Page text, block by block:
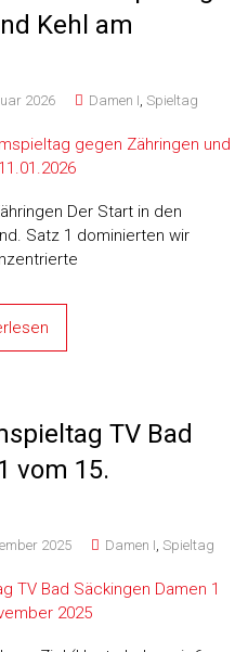
Kehl am
2026 Damen I,Spieltag
Der Start in den
Satz 1 dominierten wir
TV Bad
vom 15.
2025 Damen I,Spieltag